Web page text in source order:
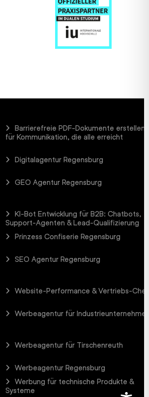
Barrierefreie PDF-Dokumente erstellen
für Kommunikation, die alle erreicht
Digitalagentur Regensburg
GEO Agentur Regensburg
KI-Bot Entwicklung für B2B: Chatbots,
Support-Agenten & Lead-Qualifizierung
Prinzess Confiserie Regensburg
SEO Agentur Regensburg
Website-Performance & Vertriebs-
Werbeagentur für
Werbeagentur für Tirschenreuth
Werbeagentur Regensburg
Werbung für technische Produkte &
Systeme